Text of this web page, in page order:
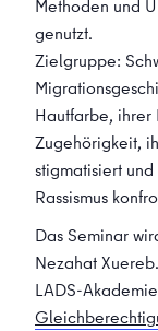
Methoden und
genutzt.
Zielgruppe:
Hautfarbe, ihrer
Zugehörigkeit,
stigmatisiert
Rassismus
Das Seminar
Nezahat
LADS-